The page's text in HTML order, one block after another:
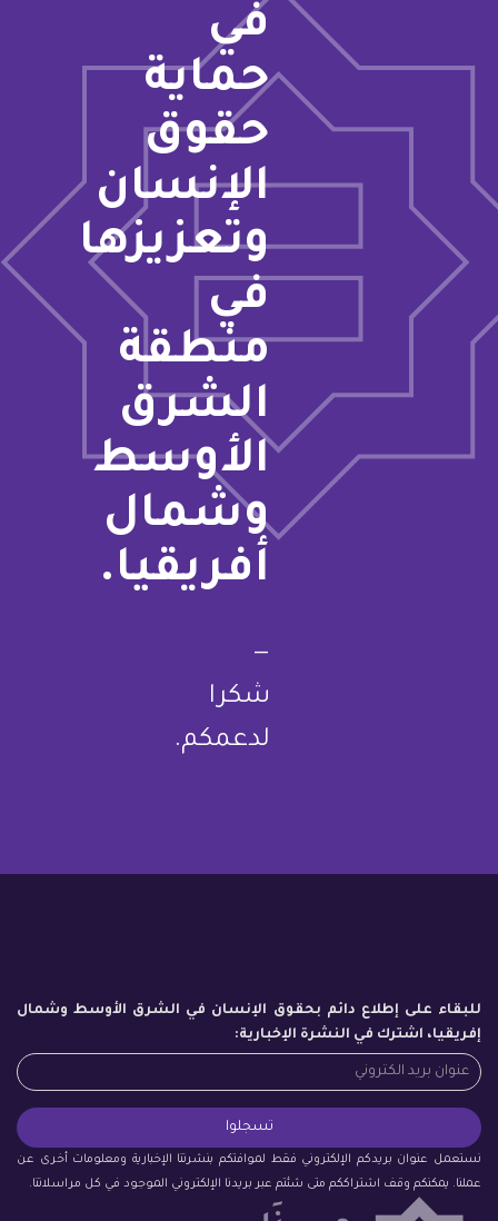
في
حماية
حقوق
الإنسان
وتعزيزها
في
منطقة
الشرق
الأوسط
وشمال
أفريقيا.
—
شكرا
لدعمكم.
للبقاء على إطلاع دائم بحقوق الإنسان في الشرق الأوسط وشمال
إفريقيا، اشترك في النشرة الإخبارية:
نستعمل عنوان بريدكم الإلكتروني فقط لموافتكم بنشرتنا الإخبارية ومعلومات أخرى عن
عملنا. يمكنكم وقف اشتراككم متى شئتم عبر بريدنا الإلكتروني الموجود في كل مراسلاتنا.